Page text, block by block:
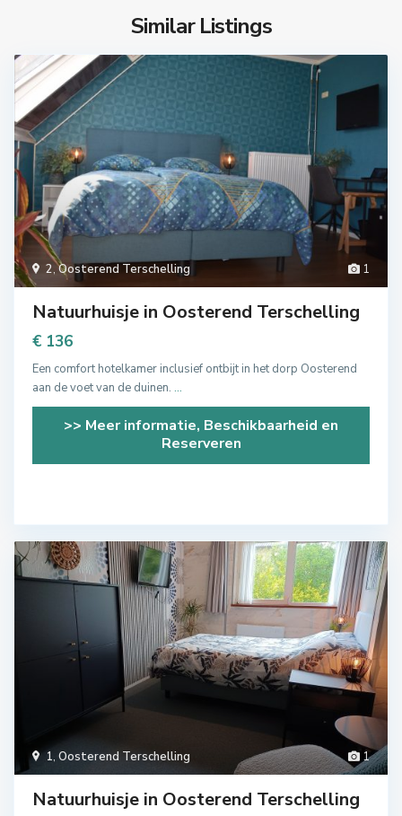
Similar Listings
1
2,Oosterend Terschelling
Natuurhuisje in Oosterend Terschelling
€ 136
Een comfort hotelkamer inclusief ontbijt in het dorp Oosterend
aan de voet van de duinen. ...
>> Meer informatie, Beschikbaarheid en
Reserveren
1
1, Oosterend Terschelling
Natuurhuisje in Oosterend Terschelling